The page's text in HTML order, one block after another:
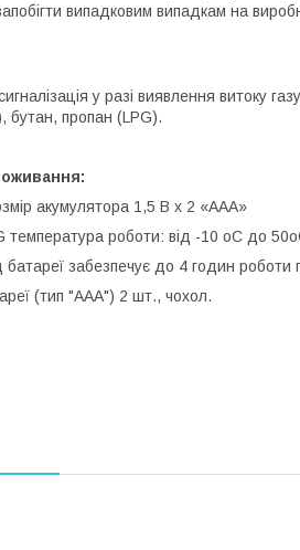
випадковим випадкам на
у разі виявлення витоку
бутан, пропан (LPG).
акумулятора 1,5 В x 2 «AAA»
температура роботи: від -10 oC до
батареї забезпечує до 4 годин
(тип "AAA") 2 шт., чохол.